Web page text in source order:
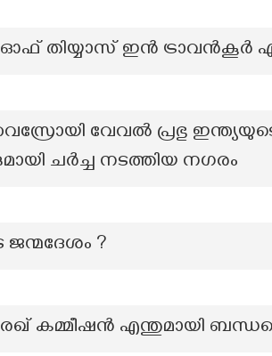
ഓഫ് തിയ്യാസ് ഇന്‍ ട്രാവന്‍കൂര്‍
വേവൽ പ്രഭു
ചർച്ച നടത്തിയ നഗരം
?
കമ്മീഷൻ എന്തുമായി